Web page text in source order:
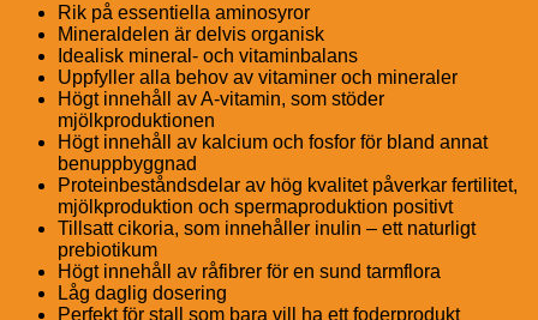
Rik på essentiella aminosyror
Mineraldelen är delvis organisk
Idealisk mineral- och vitaminbalans
Uppfyller alla behov av vitaminer och mineraler
Högt innehåll av A-vitamin, som stöder
mjölkproduktionen
Högt innehåll av kalcium och fosfor för bland annat
benuppbyggnad
Proteinbeståndsdelar av hög kvalitet påverkar fertilitet,
mjölkproduktion och spermaproduktion positivt
Tillsatt cikoria, som innehåller inulin – ett naturligt
prebiotikum
Högt innehåll av råfibrer för en sund tarmflora
Låg daglig dosering
Perfekt för stall som bara vill ha ett foderprodukt